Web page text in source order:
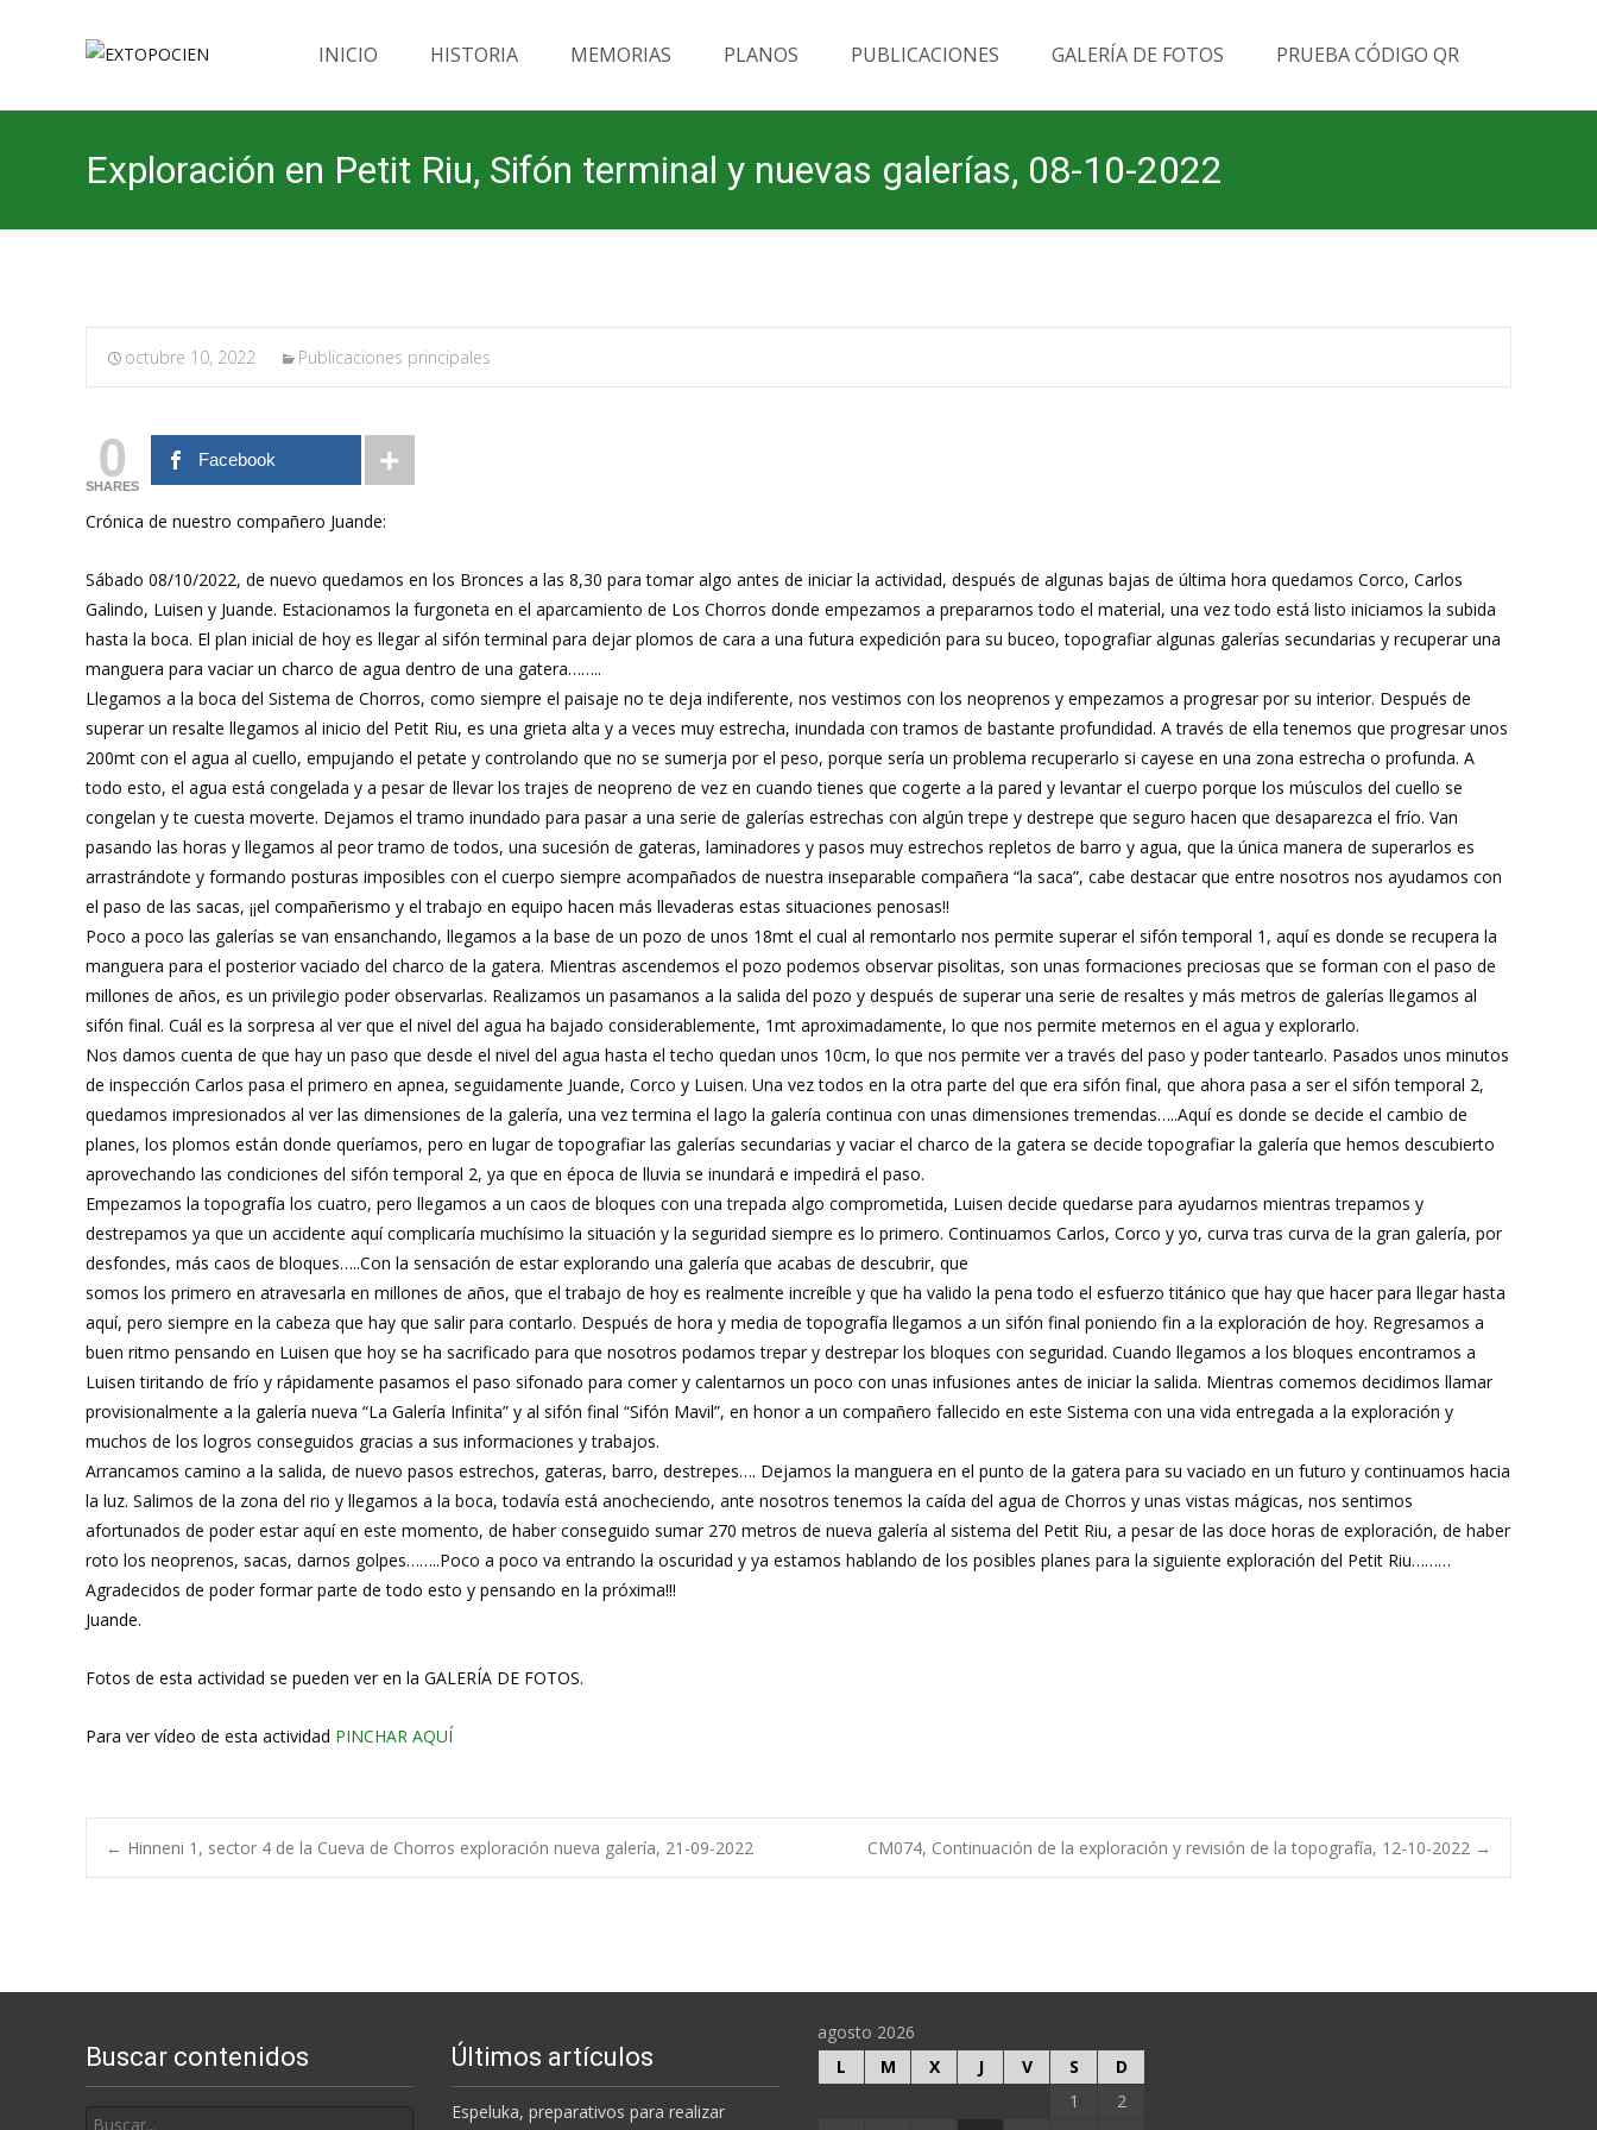
INICIO HISTORIA MEMORIAS PLANOS PUBLICACIONES GALERÍA DE FOTOS PRUEBA CÓDIGO QR
Exploración en Petit Riu, Sifón terminal y nuevas galerías, 08-10-2022
octubre 10, 2022 Publicaciones principales
0
SHARES
Facebook
Crónica de nuestro compañero Juande:
Sábado 08/10/2022, de nuevo quedamos en los Bronces a las 8,30 para tomar algo antes de iniciar la actividad, después de algunas bajas de última hora quedamos Corco, Carlos
Galindo, Luisen y Juande. Estacionamos la furgoneta en el aparcamiento de Los Chorros donde empezamos a prepararnos todo el material, una vez todo está listo iniciamos la subida
hasta la boca. El plan inicial de hoy es llegar al sifón terminal para dejar plomos de cara a una futura expedición para su buceo, topografiar algunas galerías secundarias y recuperar una
manguera para vaciar un charco de agua dentro de una gatera……..
Llegamos a la boca del Sistema de Chorros, como siempre el paisaje no te deja indiferente, nos vestimos con los neoprenos y empezamos a progresar por su interior. Después de
superar un resalte llegamos al inicio del Petit Riu, es una grieta alta y a veces muy estrecha, inundada con tramos de bastante profundidad. A través de ella tenemos que progresar unos
200mt con el agua al cuello, empujando el petate y controlando que no se sumerja por el peso, porque sería un problema recuperarlo si cayese en una zona estrecha o profunda. A
todo esto, el agua está congelada y a pesar de llevar los trajes de neopreno de vez en cuando tienes que cogerte a la pared y levantar el cuerpo porque los músculos del cuello se
congelan y te cuesta moverte. Dejamos el tramo inundado para pasar a una serie de galerías estrechas con algún trepe y destrepe que seguro hacen que desaparezca el frío. Van
pasando las horas y llegamos al peor tramo de todos, una sucesión de gateras, laminadores y pasos muy estrechos repletos de barro y agua, que la única manera de superarlos es
arrastrándote y formando posturas imposibles con el cuerpo siempre acompañados de nuestra inseparable compañera “la saca”, cabe destacar que entre nosotros nos ayudamos con
el paso de las sacas, ¡¡el compañerismo y el trabajo en equipo hacen más llevaderas estas situaciones penosas!!
Poco a poco las galerías se van ensanchando, llegamos a la base de un pozo de unos 18mt el cual al remontarlo nos permite superar el sifón temporal 1, aquí es donde se recupera la
manguera para el posterior vaciado del charco de la gatera. Mientras ascendemos el pozo podemos observar pisolitas, son unas formaciones preciosas que se forman con el paso de
millones de años, es un privilegio poder observarlas. Realizamos un pasamanos a la salida del pozo y después de superar una serie de resaltes y más metros de galerías llegamos al
sifón final. Cuál es la sorpresa al ver que el nivel del agua ha bajado considerablemente, 1mt aproximadamente, lo que nos permite meternos en el agua y explorarlo.
Nos damos cuenta de que hay un paso que desde el nivel del agua hasta el techo quedan unos 10cm, lo que nos permite ver a través del paso y poder tantearlo. Pasados unos minutos
de inspección Carlos pasa el primero en apnea, seguidamente Juande, Corco y Luisen. Una vez todos en la otra parte del que era sifón final, que ahora pasa a ser el sifón temporal 2,
quedamos impresionados al ver las dimensiones de la galería, una vez termina el lago la galería continua con unas dimensiones tremendas…..Aquí es donde se decide el cambio de
planes, los plomos están donde queríamos, pero en lugar de topografiar las galerías secundarias y vaciar el charco de la gatera se decide topografiar la galería que hemos descubierto
aprovechando las condiciones del sifón temporal 2, ya que en época de lluvia se inundará e impedirá el paso.
Empezamos la topografía los cuatro, pero llegamos a un caos de bloques con una trepada algo comprometida, Luisen decide quedarse para ayudarnos mientras trepamos y
destrepamos ya que un accidente aquí complicaría muchísimo la situación y la seguridad siempre es lo primero. Continuamos Carlos, Corco y yo, curva tras curva de la gran galería, por
desfondes, más caos de bloques…..Con la sensación de estar explorando una galería que acabas de descubrir, que
somos los primero en atravesarla en millones de años, que el trabajo de hoy es realmente increíble y que ha valido la pena todo el esfuerzo titánico que hay que hacer para llegar hasta
aquí, pero siempre en la cabeza que hay que salir para contarlo. Después de hora y media de topografía llegamos a un sifón final poniendo fin a la exploración de hoy. Regresamos a
buen ritmo pensando en Luisen que hoy se ha sacrificado para que nosotros podamos trepar y destrepar los bloques con seguridad. Cuando llegamos a los bloques encontramos a
Luisen tiritando de frío y rápidamente pasamos el paso sifonado para comer y calentarnos un poco con unas infusiones antes de iniciar la salida. Mientras comemos decidimos llamar
provisionalmente a la galería nueva “La Galería Infinita” y al sifón final “Sifón Mavil”, en honor a un compañero fallecido en este Sistema con una vida entregada a la exploración y
muchos de los logros conseguidos gracias a sus informaciones y trabajos.
Arrancamos camino a la salida, de nuevo pasos estrechos, gateras, barro, destrepes…. Dejamos la manguera en el punto de la gatera para su vaciado en un futuro y continuamos hacia
la luz. Salimos de la zona del rio y llegamos a la boca, todavía está anocheciendo, ante nosotros tenemos la caída del agua de Chorros y unas vistas mágicas, nos sentimos
afortunados de poder estar aquí en este momento, de haber conseguido sumar 270 metros de nueva galería al sistema del Petit Riu, a pesar de las doce horas de exploración, de haber
roto los neoprenos, sacas, darnos golpes……..Poco a poco va entrando la oscuridad y ya estamos hablando de los posibles planes para la siguiente exploración del Petit Riu………
Agradecidos de poder formar parte de todo esto y pensando en la próxima!!!
Juande.
Fotos de esta actividad se pueden ver en la GALERÍA DE FOTOS.
Para ver vídeo de esta actividad PINCHAR AQUÍ
Navegación
entradas
← Hinneni 1, sector 4 de la Cueva de Chorros exploración nueva galería, 21-09-2022 CM074, Continuación de la exploración y revisión de la topografía, 12-10-2022 →
Buscar contenidos Últimos artículos
Espeluka, preparativos para realizar
agosto 2026
L
M X J V S
D
1
2